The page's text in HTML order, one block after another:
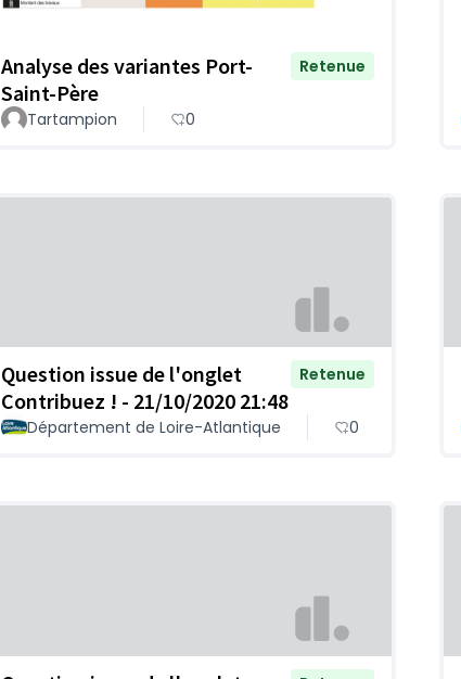
Analyse des variantes Port-
Saint-Père
Retenue
Tartampion 0
Question issue de l'onglet
Contribuez ! - 21/10/2020 21:48
Retenue
Département de Loire-Atlantique 0